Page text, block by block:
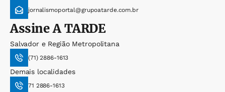
jornalismoportal@grupoatarde.com.br
AssineA TARDE
Salvador e Região Metropolitana
(71) 2886-1613
Demais localidades
71 2886-1613